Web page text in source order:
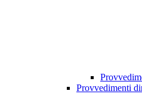
Provvedimenti